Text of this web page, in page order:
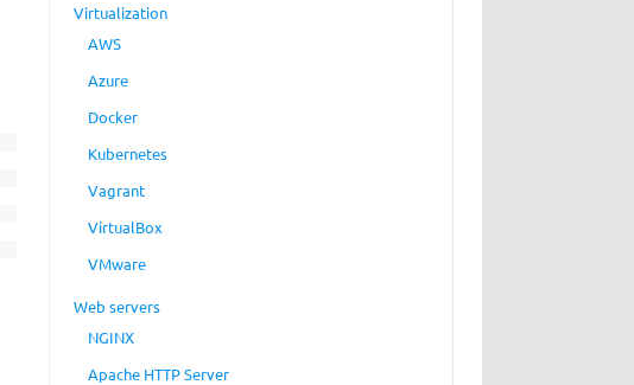
Virtualization
AWS
Azure
Docker
Kubernetes
Vagrant
VirtualBox
VMware
Web servers
NGINX
Apache HTTP Server